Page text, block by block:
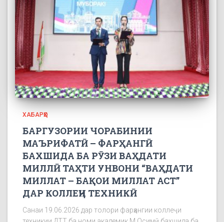
ХАБАРҲО
БАРГУЗОРИИ ЧОРАБИНИИ
МАЪРИФАТӢ – ФАРҲАНГӢ
БАХШИДА БА РӮЗИ ВАҲДАТИ
МИЛЛӢ ТАҲТИ УНВОНИ “ВАҲДАТИ
МИЛЛАТ – БАҚОИ МИЛЛАТ АСТ”
ДАР КОЛЛЕҶИ ТЕХНИКӢ
Санаи 19.06.2026 дар толори фарҳангии коллеҷи